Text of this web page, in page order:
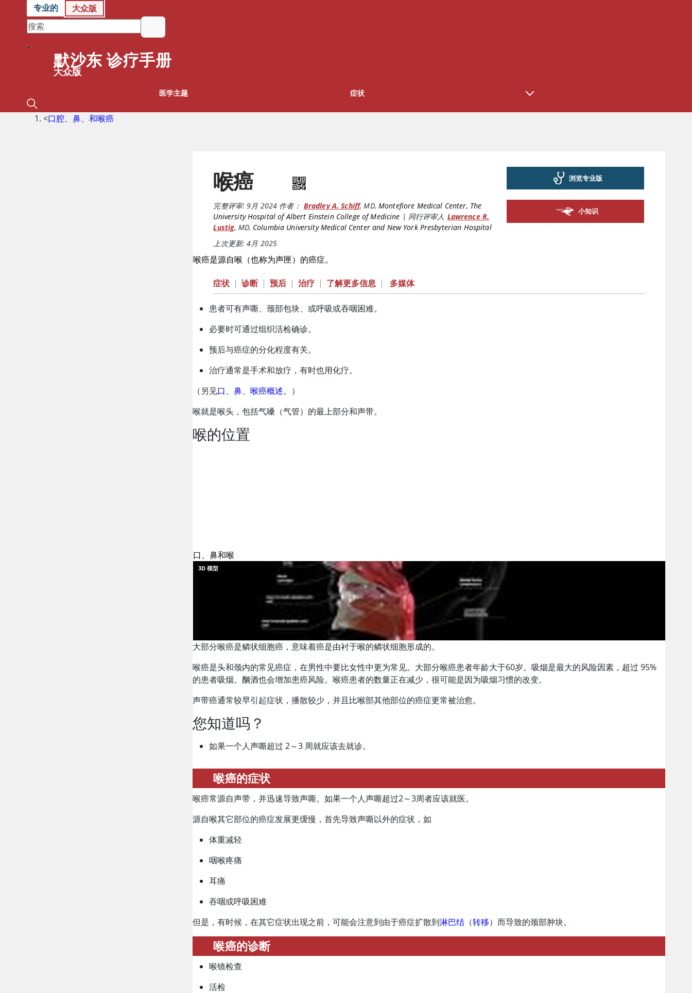
专业的 大众版
默沙东 诊疗手册
大众版
医学主题 症状
<口腔、鼻、和喉癌
喉癌
完整评审: 9月 2024 作者： Bradley A. Schiff,MD,Montefiore Medical Center, The
University Hospital of Albert Einstein College of Medicine | 同行评审人 Lawrence R.
Lustig, MD, Columbia University Medical Center and New York Presbyterian Hospital
上次更新: 4月 2025
浏览专业版
小知识
喉癌是源自喉（也称为声匣）的癌症。
症状 | 诊断 | 预后 | 治疗 | 了解更多信息 | 多媒体
患者可有声嘶、颈部包块、或呼吸或吞咽困难。
必要时可通过组织活检确诊。
预后与癌症的分化程度有关。
治疗通常是手术和放疗，有时也用化疗。
（另见口、鼻、喉癌概述。）
喉就是喉头，包括气嗓（气管）的最上部分和声带。
喉的位置
口、鼻和喉
3D 模型
大部分喉癌是鳞状细胞癌，意味着癌是由衬于喉的鳞状细胞形成的。
喉癌是头和颈内的常见癌症，在男性中要比女性中更为常见。大部分喉癌患者年龄大于60岁。吸烟是最大的风险因素，超过 95%
的患者吸烟。酗酒也会增加患癌风险。喉癌患者的数量正在减少，很可能是因为吸烟习惯的改变。
声带癌通常较早引起症状，播散较少，并且比喉部其他部位的癌症更常被治愈。
您知道吗？
如果一个人声嘶超过 2～3 周就应该去就诊。
喉癌的症状
喉癌常源自声带，并迅速导致声嘶。如果一个人声嘶超过2～3周者应该就医。
源自喉其它部位的癌症发展更缓慢，首先导致声嘶以外的症状，如
体重减轻
咽喉疼痛
耳痛
吞咽或呼吸困难
但是，有时候，在其它症状出现之前，可能会注意到由于癌症扩散到淋巴结 （转移）而导致的颈部肿块。
喉癌的诊断
喉镜检查
活检